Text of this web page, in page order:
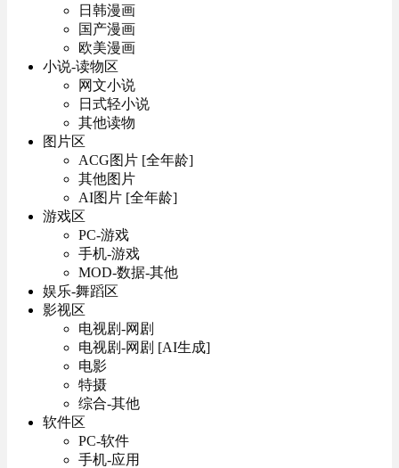
日韩漫画
国产漫画
欧美漫画
小说-读物区
网文小说
日式轻小说
其他读物
图片区
ACG图片 [全年龄]
其他图片
AI图片 [全年龄]
游戏区
PC-游戏
手机-游戏
MOD-数据-其他
娱乐-舞蹈区
影视区
电视剧-网剧
电视剧-网剧 [AI生成]
电影
特摄
综合-其他
软件区
PC-软件
手机-应用